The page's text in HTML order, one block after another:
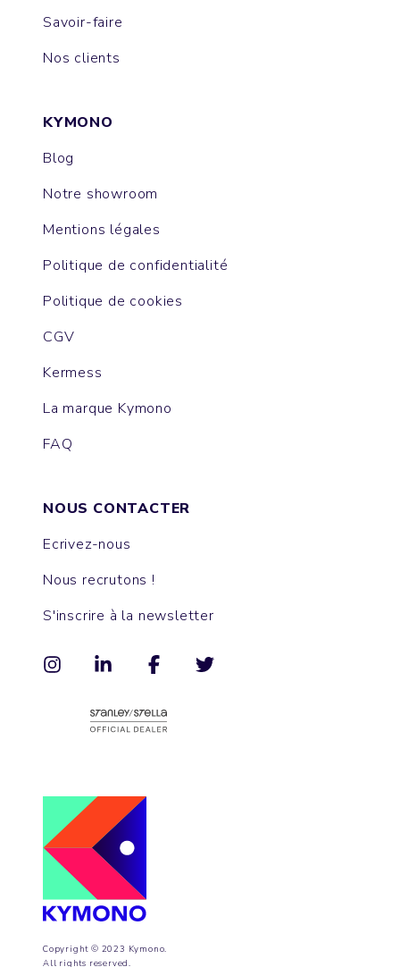
Copyright © 2023 Kymono.
All rights reserved.
Savoir-faire
Nos clients
KYMONO
Blog
Notre showroom
Mentions légales
Politique de confidentialité
Politique de cookies
CGV
Kermess
La marque Kymono
FAQ
NOUS CONTACTER
Ecrivez-nous
Nous recrutons !
S'inscrire à la newsletter